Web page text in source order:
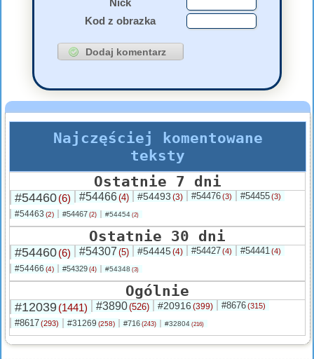
Nick
Kod z obrazka
Najczęściej komentowane
teksty
Ostatnie 7 dni
#54460(6) #54466(4) #54493 (3) #54476(3) #54455(3)
#54463 (2) #54467 (2) #54454 (2)
Ostatnie 30 dni
#54460(6) #54307 (5) #54445(4) #54427(4) #54441(4)
#54466 (4) #54329 (4) #54348 (3)
Ogólnie
#12039(1441) #3890(526) #20916 (399) #8676(315)
#8617(293) #31269 (258) #716 (243) #32804 (216)